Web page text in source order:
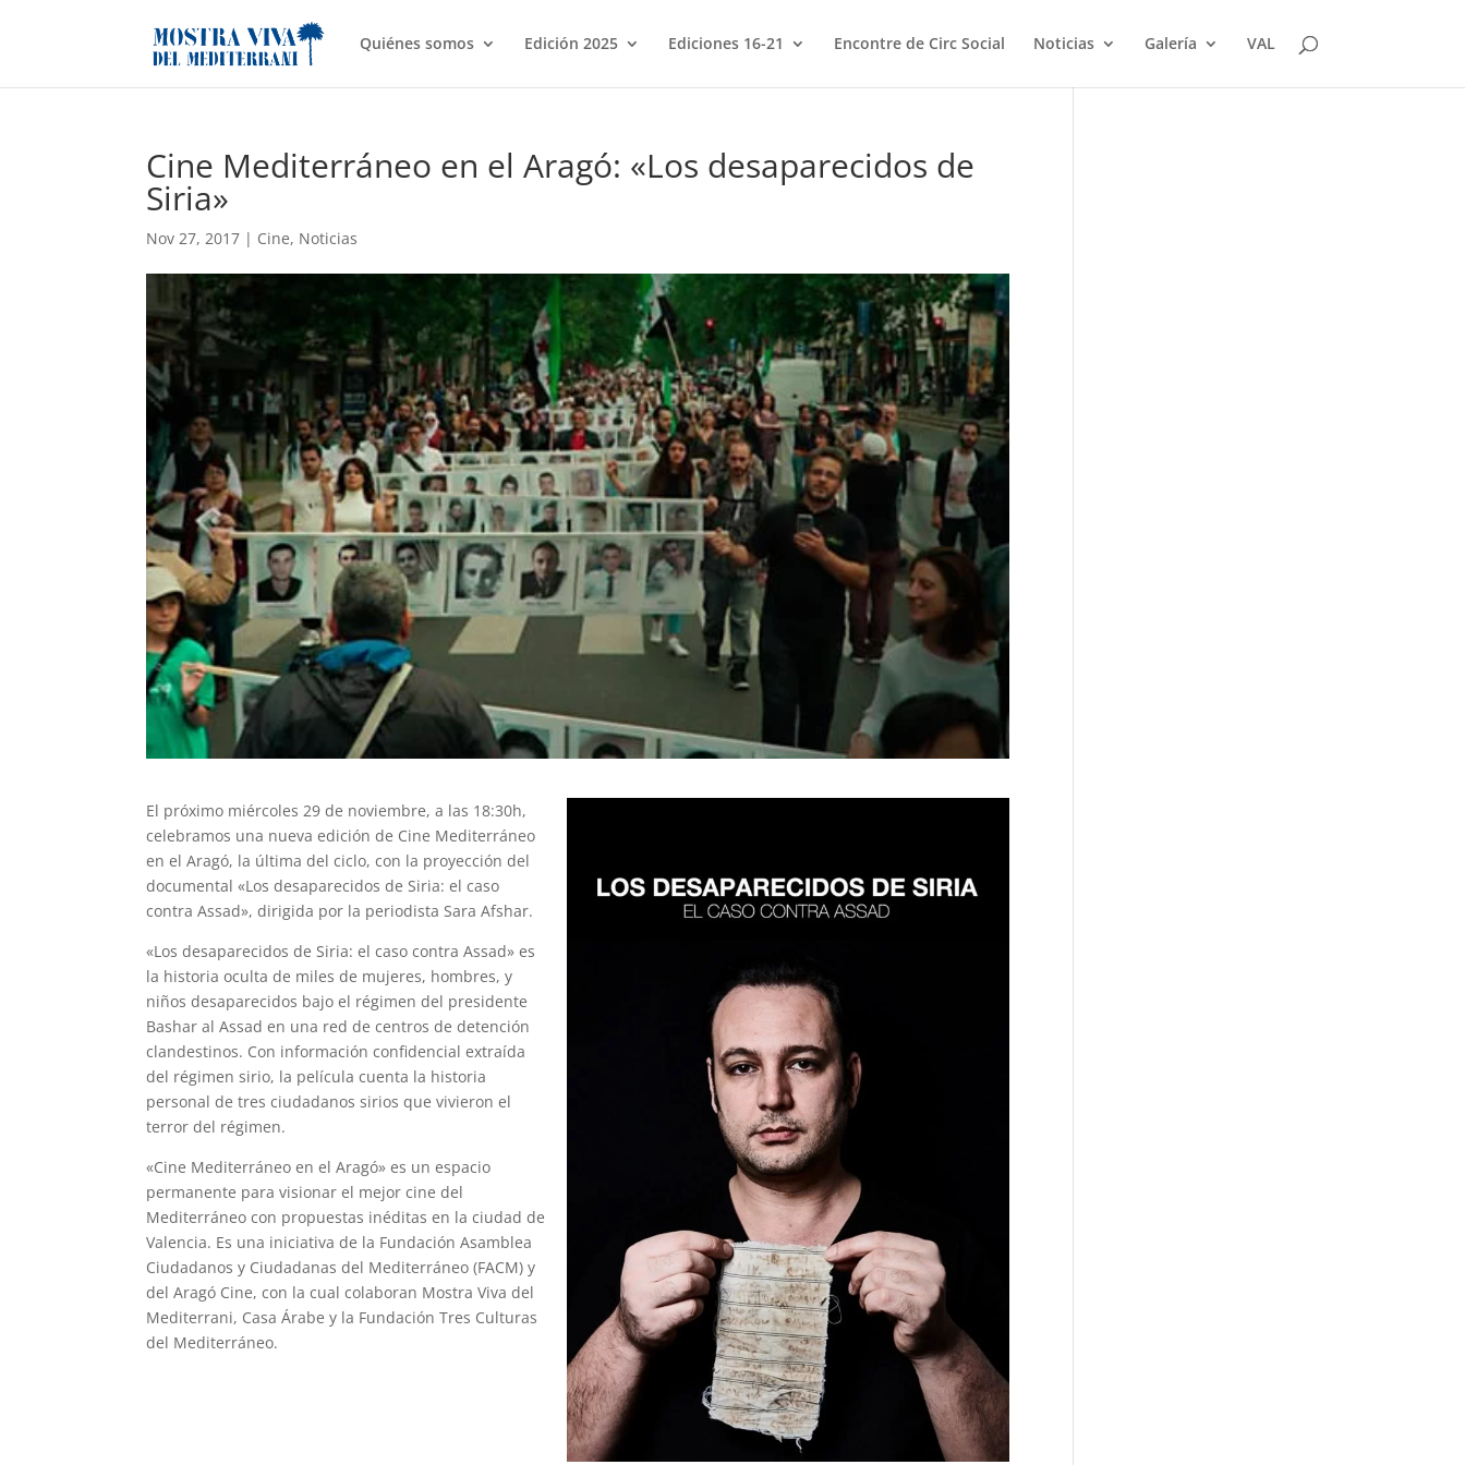
Quiénes somos Edición 2025 Ediciones 16-21 Encontre de Circ Social Noticias Galería VAL
Cine Mediterráneo en el Aragó: «Los desaparecidos de
Siria»
Nov 27, 2017 | Cine, Noticias
El próximo miércoles 29 de noviembre, a las 18:30h,
celebramos una nueva edición de Cine Mediterráneo
en el Aragó, la última del ciclo, con la proyección del
documental «Los desaparecidos de Siria: el caso
contra Assad», dirigida por la periodista Sara Afshar.
«Los desaparecidos de Siria: el caso contra Assad» es
la historia oculta de miles de mujeres, hombres, y
niños desaparecidos bajo el régimen del presidente
Bashar al Assad en una red de centros de detención
clandestinos. Con información confidencial extraída
del régimen sirio, la película cuenta la historia
personal de tres ciudadanos sirios que vivieron el
terror del régimen.
«Cine Mediterráneo en el Aragó» es un espacio
permanente para visionar el mejor cine del
Mediterráneo con propuestas inéditas en la ciudad de
Valencia. Es una iniciativa de la Fundación Asamblea
Ciudadanos y Ciudadanas del Mediterráneo (FACM) y
del Aragó Cine, con la cual colaboran Mostra Viva del
Mediterrani, Casa Árabe y la Fundación Tres Culturas
del Mediterráneo.